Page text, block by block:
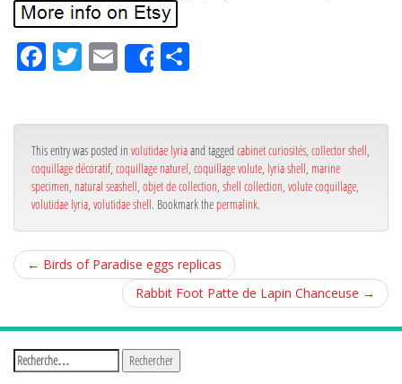
Fa
ce
ok
Tw
itt
Em
ail
Share
r
This entry was posted in volutidae lyriaand tagged cabinet curiosités collector shell
coquillage décoratif, coquillage naturel coquillage volute lyria shell marine
specimen natural seashell objet de collection shell collection volute coquillage
volutidae lyria volutidae shell. Bookmark the permalink.
← Birds of Paradise eggs replicas
Rabbit Foot Patte de Lapin Chanceuse →